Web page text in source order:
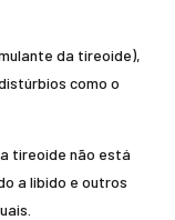
da tireoide),
como o
tireoide não está
a libido e outros